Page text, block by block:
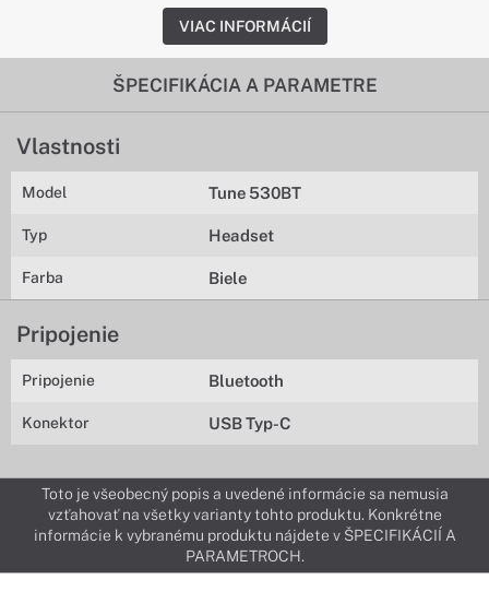
VIAC INFORMÁCIÍ
ŠPECIFIKÁCIA A PARAMETRE
Vlastnosti
Model Tune 530BT
Typ Headset
Farba Biele
Pripojenie
Pripojenie Bluetooth
Konektor USB Typ-C
Toto je všeobecný popis a uvedené informácie sa nemusia
vzťahovať na všetky varianty tohto produktu. Konkrétne
informácie k vybranému produktu nájdete v ŠPECIFIKÁCIÍ A
PARAMETROCH.